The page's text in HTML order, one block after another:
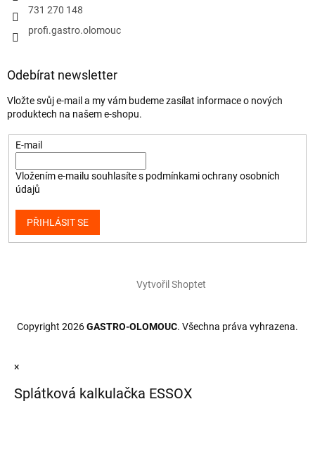
731 270 148
profi.gastro.olomouc
Odebírat newsletter
Vložte svůj e-mail a my vám budeme zasílat informace o nových
produktech na našem e-shopu.
E-mail
Vložením e-mailu souhlasíte s podmínkami ochrany osobních
údajů
PŘIHLÁSIT SE
Vytvořil Shoptet
Copyright 2026GASTRO-OLOMOUC. Všechna práva vyhrazena.
×
Splátková kalkulačka ESSOX